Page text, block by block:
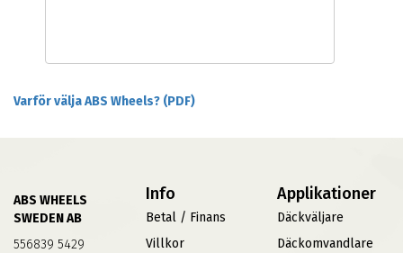
Varför välja ABS Wheels? (PDF)
ABS WHEELS
SWEDEN AB
556839 5429
Info
Betal / Finans
Villkor
Applikationer
Däckväljare
Däckomvandlare